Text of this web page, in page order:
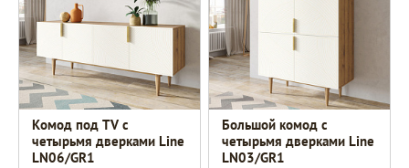
Комод под TV с
четырьмя дверками Line
LN06/GR1
Большой комод с
четырьмя дверками Line
LN03/GR1